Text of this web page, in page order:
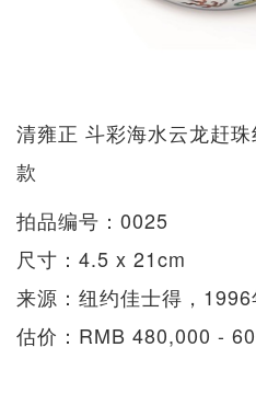
清雍正 斗彩海水云龙赶珠
款
拍品编号：0025
尺寸：4.5 x 21cm
来源：纽约佳士得，1996
估价：RMB 480,000 -